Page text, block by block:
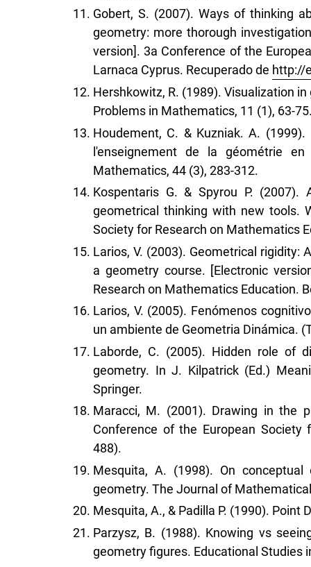
Gobert, S. (2007). Ways of thinking
geometry: more thorough
version]. 3a Conference of the
Larnaca Cyprus. Recuperado de http://
Hershkowitz, R. (1989). Visualization
Problems in Mathematics, 11 (1), 63-
Houdement, C. & Kuzniak. A.
l'enseignement de la géométrie
Mathematics, 44 (3), 283-312.
Kospentaris G. & Spyrou P.
geometrical thinking with new tools.
Society for Research on Mathematics
Larios, V. (2003). Geometrical
a geometry course. [Electronic
Research on Mathematics Education.
Larios, V. (2005). Fenómenos
un ambiente de Geometria Dinámica.
Laborde, C. (2005). Hidden role of
geometry. In J. Kilpatrick (Ed.)
Springer.
Maracci, M. (2001). Drawing in the
Conference of the European
488).
Mesquita, A. (1998). On
geometry. The Journal of
Mesquita, A., & Padilla P. (1990). Point
Parzysz, B. (1988). Knowing vs
geometry figures. Educational Studies